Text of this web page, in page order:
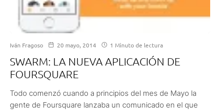
Iván Fragoso 20 mayo, 2014 1 Minuto de lectura
SWARM: LA NUEVA APLICACIÓN DE
FOURSQUARE
Todo comenzó cuando a principios del mes de Mayo la
gente de Foursquare lanzaba un comunicado en el que